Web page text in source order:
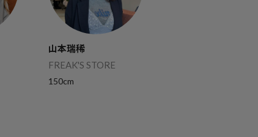
山本瑞稀
FREAK'S STORE
150cm